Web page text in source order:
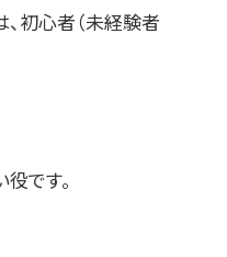
、初心者（未経験者
です。